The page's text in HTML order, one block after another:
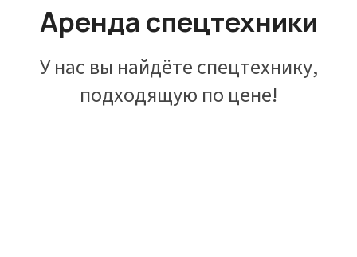
Аренда спецтехники
У нас вы найдёте спецтехнику,
подходящую по цене!